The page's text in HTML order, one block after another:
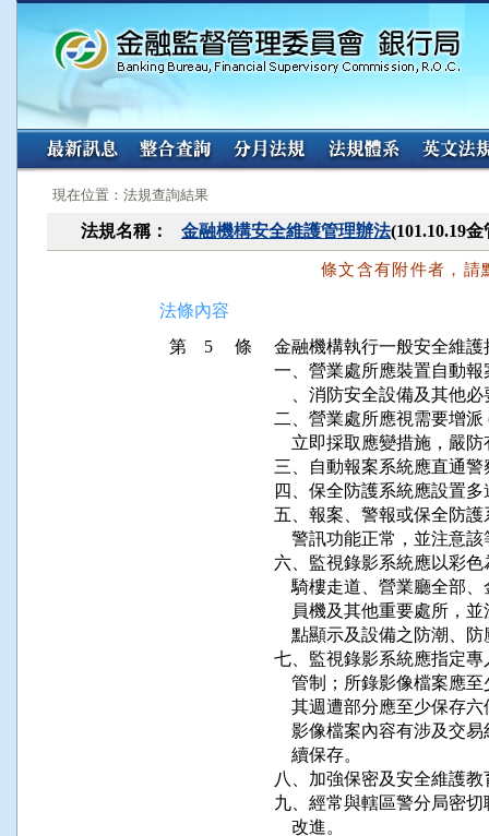
:::
現在位置：法規查詢結果
法規名稱： 金融機構安全維護管理辦法(101.10.19
條文含有附件者，請
法條內容
第 5 條
金融機構執行一般安全維
一、營業處所應裝置自動
、消防安全設備及其他
二、營業處所應視需要增
立即採取應變措施，嚴
三、自動報案系統應直通
四、保全防護系統應設置
五、報案、警報或保全防
警訊功能正常，並注意
六、監視錄影系統應以彩
騎樓走道、營業廳全部
員機及其他重要處所，
點顯示及設備之防潮、
七、監視錄影系統應指定
管制；所錄影像檔案應
其週遭部分應至少保存
影像檔案內容有涉及交
    續保存。
八、加強保密及安全維護
九、經常與轄區警分局密
    改進。